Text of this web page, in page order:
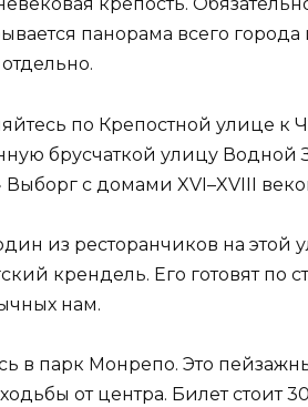
крепость.
панорама всего
по Крепостной улице к
брусчаткой улицу Водной
с домами XVI–XVIII
из ресторанчиков на этой
крендель. Его готовят по
нам.
в парк Монрепо. Это
от центра. Билет стоит